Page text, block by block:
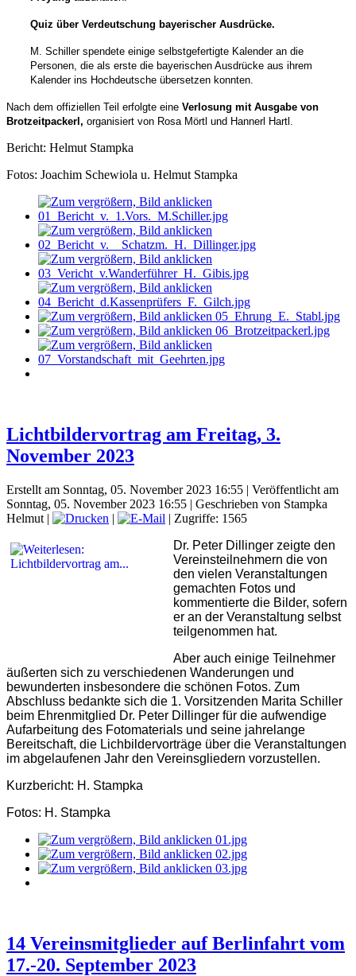
Quiz über Verdeutschung bayerischer Ausdrücke.
M. Schiller spendete einige selbstgefertigte Kalender an die
Personen, die als erste die bayerischen Ausdrücke aus ihrem
Kalender ins Hochdeutsche übersetzen konnten.
Nach dem offiziellen Teil erfolgte eine Verlosung mit Ausgabe von
Brotzeitpackerl, organisiert von Rosa Mörtl und Hannerl Hartl.
Bericht: Helmut Stampka
Fotos: Joachim Schewiola u. Helmut Stampka
Lichtbildervortrag am Freitag, 3.
November 2023
Erstellt am Sonntag, 05. November 2023 16:55 | Veröffentlicht am
Sonntag, 05. November 2023 16:55 | Geschrieben von Stampka
Helmut | |
| Zugriffe: 1565
Dr. Peter Dillinger zeigte den
Vereinsteilnehmern die von
den vielen Veranstaltungen
gemachten Fotos und
kommentierte die Bilder, sofern
er an der Veranstaltung selbst
teilgenommen hat.
Aber auch einige Teilnehmer
äußerten sich zu verschiedenen Wanderungen und
bewunderten insbesondere die schönen Fotos. Zum
Abschluss bedankte sich die 1. Vorsitzenden Marita Schiller
beim Ehrenmitglied Dr. Peter Dillinger für die aufwendige
Aufarbeitung des Fotomaterials und seine jahrelange
Bereitschaft, die Lichbildervorträge über die Veranstaltungen
im abgelaufenen Jahr den Vereinsgliedern vorzustellen.
Kurzbericht: H. Stampka
Fotos: H. Stampka
14 Vereinsmitglieder auf Berlinfahrt vom
17.-20. September 2023